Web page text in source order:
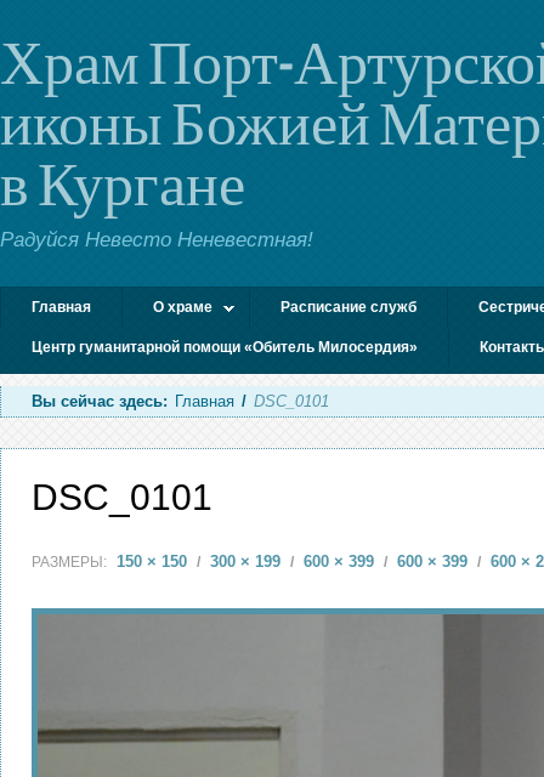
Храм Порт-
иконы Божией
в Кургане
Радуйся Невесто Неневестная!
Главная О храме Расписание служб
Центр гуманитарной помощи «Обитель Милосердия»
Вы сейчас здесь: Главная / DSC_0101
DSC_0101
РАЗМЕРЫ: 150 × 150 / 300 × 199 / 600 × 399 / 600 × 399 / 600 ×